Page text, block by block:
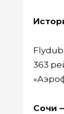
363
Сочи